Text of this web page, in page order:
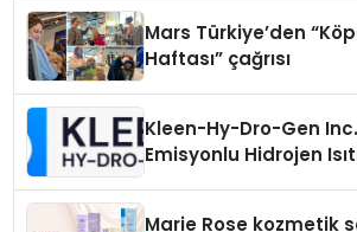
Mars Türkiye’den
Haftası” çağrısı
Kleen-Hy-Dro-Gen
Emisyonlu Hidrojen
Marie Rose kozmetik